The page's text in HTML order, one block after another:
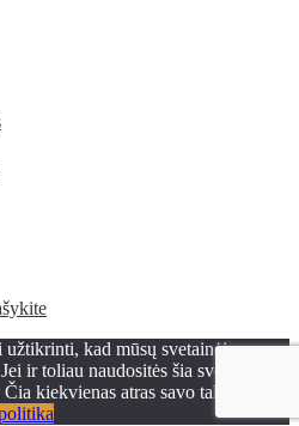
kad mūsų svetainėje
ir toliau naudositės šia svetaine,
kiekvienas atras savo talentą